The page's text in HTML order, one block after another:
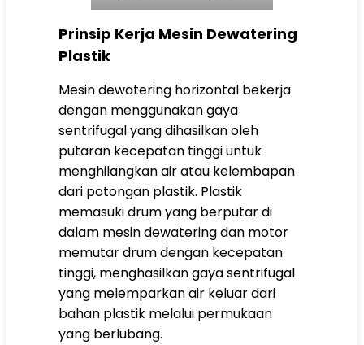
Prinsip Kerja Mesin Dewatering
Plastik
Mesin dewatering horizontal bekerja
dengan menggunakan gaya
sentrifugal yang dihasilkan oleh
putaran kecepatan tinggi untuk
menghilangkan air atau kelembapan
dari potongan plastik. Plastik
memasuki drum yang berputar di
dalam mesin dewatering dan motor
memutar drum dengan kecepatan
tinggi, menghasilkan gaya sentrifugal
yang melemparkan air keluar dari
bahan plastik melalui permukaan
yang berlubang.